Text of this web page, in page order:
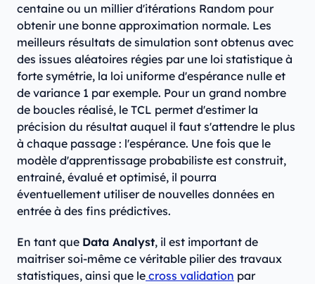
centaine ou un millier d'itérations Random pour
obtenir une bonne approximation normale. Les
meilleurs résultats de simulation sont obtenus avec
des issues aléatoires régies par une loi statistique à
forte symétrie, la loi uniforme d'espérance nulle et
de variance 1 par exemple. Pour un grand nombre
de boucles réalisé, le TCL permet d'estimer la
précision du résultat auquel il faut s'attendre le plus
à chaque passage : l'espérance. Une fois que le
modèle d'apprentissage probabiliste est construit,
entrainé, évalué et optimisé, il pourra
éventuellement utiliser de nouvelles données en
entrée à des fins prédictives.
En tant que Data Analyst, il est important de
maitriser soi-même ce véritable pilier des travaux
statistiques, ainsi que le cross validation par